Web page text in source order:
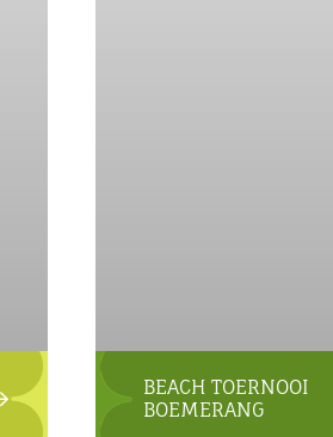
BEACH TOERNOOI
BOEMERANG